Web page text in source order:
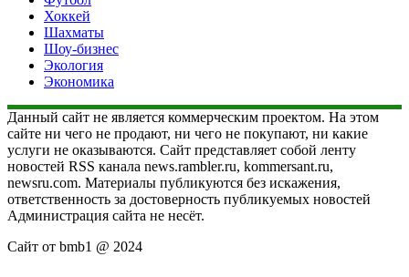
Хоккей
Шахматы
Шоу-бизнес
Экология
Экономика
Данный сайт не является коммерческим проектом. На этом
сайте ни чего не продают, ни чего не покупают, ни какие
услуги не оказываются. Сайт представляет собой ленту
новостей RSS канала news.rambler.ru, kommersant.ru,
newsru.com. Материалы публикуются без искажения,
ответственность за достоверность публикуемых новостей
Администрация сайта не несёт.
Сайт от bmb1 @ 2024